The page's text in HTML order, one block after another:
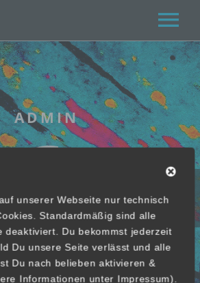
KVRNDL
URBAN HOWL
STAY LOUD
WOLFPACK
IMPRESSUM
ADMIN
AND WELL
unserer Webseite nur technisch
Standardmäßig sind alle
deaktiviert. Du bekommst jederzeit
Du unsere Seite verlässt und alle
Du nach belieben aktivieren &
Informationen unter Impressum).